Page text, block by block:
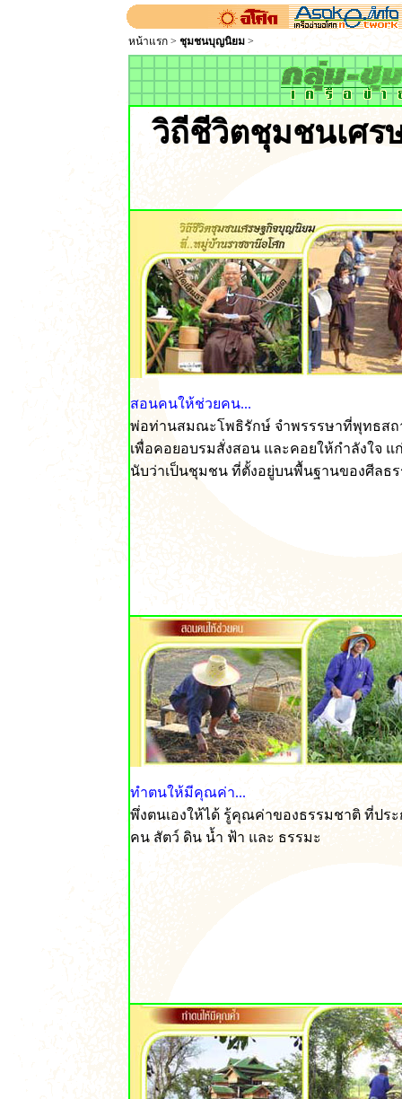
หน้าแรก> ชุมชนบุญนิยม>
วิถีชีวิตชุมชนเศ
สอนคนให้ช่วยคน...
พ่อท่านสมณะโพธิรักษ์ จำพรรรษาที่พุทธสถ
เพื่อคอยอบรมสั่งสอน และคอยให้กำลังใจ
นับว่าเป็นชุมชน ที่ตั้งอยู่บนพื้นฐานของศีลธ
ทำตนให้มีคุณค่า...
พึ่งตนเองให้ได้ รู้คุณค่าของธรรมชาติ ที่ประ
คน สัตว์ ดิน น้ำ ฟ้า และ ธรรมะ